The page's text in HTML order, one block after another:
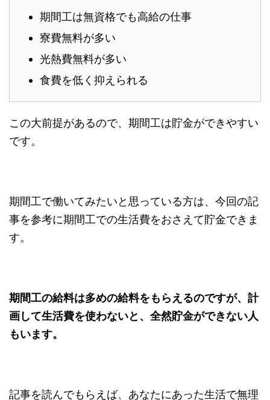
期間工は無資格でも高給の仕事
寮費無料が多い
光熱費無料が多い
食費を低く抑えられる
この大前提があるので、期間工は貯金ができやすい
です。
期間工で働いてみたいと思っている方は、今回の記
事を参考に期間工での生活費をおさえて貯金できま
す。
期間工の給料は多めの給料をもらえるのですが、計
画して生活費を使わないと、全然貯金ができない人
もいます。
記事を読んでもらえば、あなたにあった生活で無理